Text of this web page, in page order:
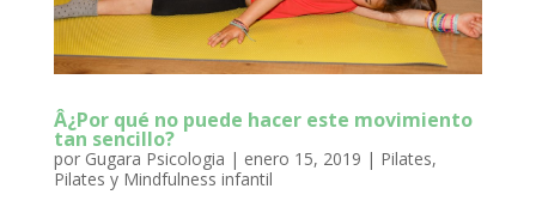
Â¿Por qué no puede hacer este movimiento
tan sencillo?
por Gugara Psicologia | enero 15, 2019 | Pilates,
Pilates y Mindfulness infantil